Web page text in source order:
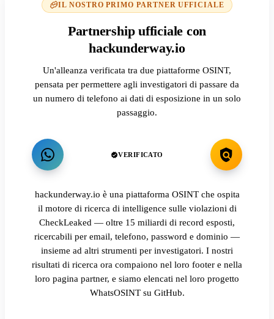
IL NOSTRO PRIMO PARTNER UFFICIALE
Partnership ufficiale con
hackunderway.io
Un'alleanza verificata tra due piattaforme OSINT,
pensata per permettere agli investigatori di passare da
un numero di telefono ai dati di esposizione in un solo
passaggio.
VERIFICATO
hackunderway.io è una piattaforma OSINT che ospita
il motore di ricerca di intelligence sulle violazioni di
CheckLeaked — oltre 15 miliardi di record esposti,
ricercabili per email, telefono, password e dominio —
insieme ad altri strumenti per investigatori. I nostri
risultati di ricerca ora compaiono nel loro footer e nella
loro pagina partner, e siamo elencati nel loro progetto
WhatsOSINT su GitHub.